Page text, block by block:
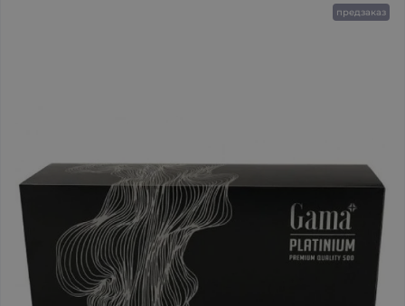
предзаказ